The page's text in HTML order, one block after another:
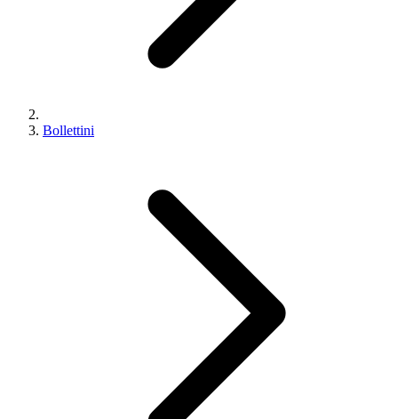
Bollettini